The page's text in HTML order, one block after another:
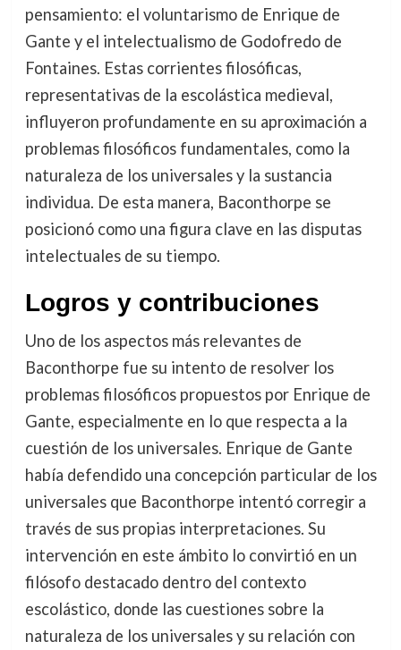
pensamiento: el voluntarismo de Enrique de
Gante y el intelectualismo de Godofredo de
Fontaines. Estas corrientes filosóficas,
representativas de la escolástica medieval,
influyeron profundamente en su aproximación a
problemas filosóficos fundamentales, como la
naturaleza de los universales y la sustancia
individua. De esta manera, Baconthorpe se
posicionó como una figura clave en las disputas
intelectuales de su tiempo.
Logros y contribuciones
Uno de los aspectos más relevantes de
Baconthorpe fue su intento de resolver los
problemas filosóficos propuestos por Enrique de
Gante, especialmente en lo que respecta a la
cuestión de los universales. Enrique de Gante
había defendido una concepción particular de los
universales que Baconthorpe intentó corregir a
través de sus propias interpretaciones. Su
intervención en este ámbito lo convirtió en un
filósofo destacado dentro del contexto
escolástico, donde las cuestiones sobre la
naturaleza de los universales y su relación con